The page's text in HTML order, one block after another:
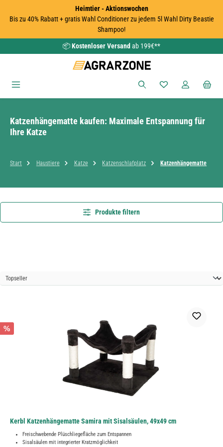
Heimtier - Aktionswochen
Bis zu 40% Rabatt + gratis Wahl Conditioner zu jedem 5l Wahl Dirty Beastie
Shampoo!
📦Kostenloser Versand ab 199€**
Du hast 0
Katzenhängematte kaufen: Maximale Entspannung für
Ihre Katze
Start Haustiere Katze Katzenschlafplatz Katzenhängematte
Produkte filtern
%
Kerbl Katzenhängematte Samira mit Sisalsäulen, 49x49 cm
Freischwebende Plüschliegefläche zum Entspannen
Sisalsäulen mit integrierter Kratzmöglichkeit